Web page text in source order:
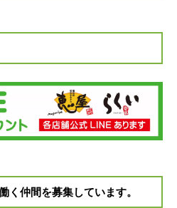
く仲間を募集しています。